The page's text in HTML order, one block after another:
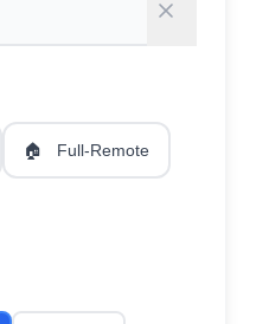
🏠 Full-Remote